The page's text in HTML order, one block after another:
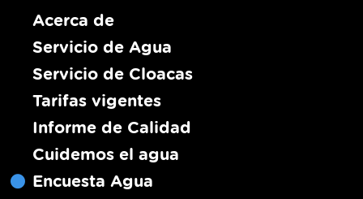
Acerca de
Servicio de Agua
Servicio de Cloacas
Tarifas vigentes
Informe de Calidad
Cuidemos el agua
Encuesta Agua